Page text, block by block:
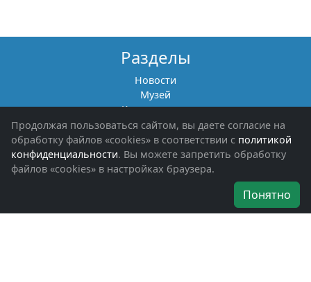
Разделы
Новости
Музей
Книги памяти
Фотоальбомы
Обращения граждан
Помощь участникам СВО и их семьям
Об организации
Наши награды
Продолжая пользоваться сайтом, вы даете согласие на
обработку файлов «cookies» в соответствии с политикой
конфиденциальности. Вы можете запретить обработку
файлов «cookies» в настройках браузера.
Понятно